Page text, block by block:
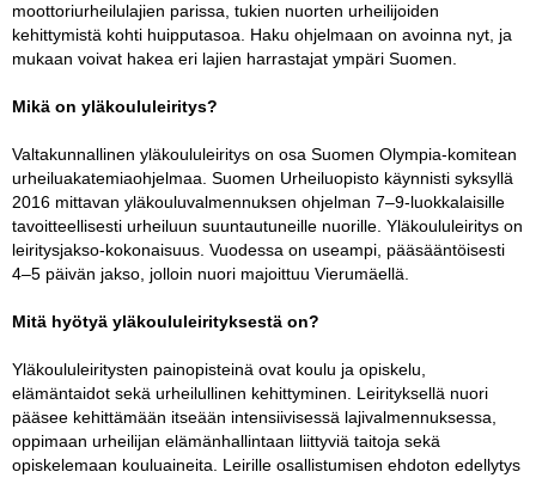
moottoriurheilulajien parissa, tukien nuorten urheilijoiden
kehittymistä kohti huipputasoa. Haku ohjelmaan on avoinna nyt, ja
mukaan voivat hakea eri lajien harrastajat ympäri Suomen.
Mikä on yläkoululeiritys?
Valtakunnallinen yläkoululeiritys on osa Suomen Olympia-komitean
urheiluakatemiaohjelmaa. Suomen Urheiluopisto käynnisti syksyllä
2016 mittavan yläkouluvalmennuksen ohjelman 7–9-luokkalaisille
tavoitteellisesti urheiluun suuntautuneille nuorille. Yläkoululeiritys on
leiritysjakso-kokonaisuus. Vuodessa on useampi, pääsääntöisesti
4–5 päivän jakso, jolloin nuori majoittuu Vierumäellä.
Mitä hyötyä yläkoululeirityksestä on?
Yläkoululeiritysten painopisteinä ovat koulu ja opiskelu,
elämäntaidot sekä urheilullinen kehittyminen. Leirityksellä nuori
pääsee kehittämään itseään intensiivisessä lajivalmennuksessa,
oppimaan urheilijan elämänhallintaan liittyviä taitoja sekä
opiskelemaan kouluaineita. Leirille osallistumisen ehdoton edellytys